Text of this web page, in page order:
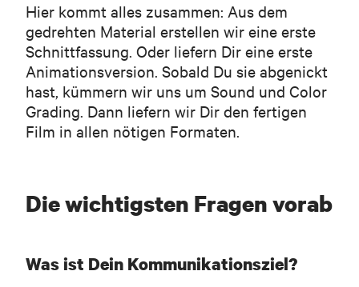
Hier kommt alles zusammen: Aus dem
gedrehten Material erstellen wir eine erste
Schnittfassung. Oder liefern Dir eine erste
Animationsversion. Sobald Du sie abgenickt
hast, kümmern wir uns um Sound und Color
Grading. Dann liefern wir Dir den fertigen
Film in allen nötigen Formaten.
Die wichtigsten Fragen vorab
Was ist Dein Kommunikationsziel?